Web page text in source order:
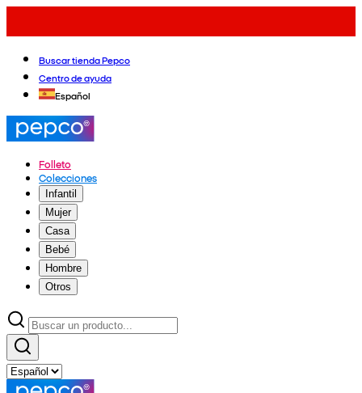
Buscar tienda Pepco
Centro de ayuda
Español
Folleto
Colecciones
Infantil
Mujer
Casa
Bebé
Hombre
Otros